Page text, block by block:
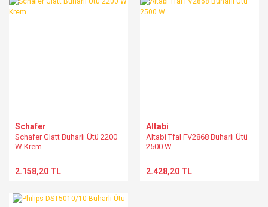
Schafer
Schafer Glatt Buharlı Ütü 2200
W Krem
2.158,20 TL
Altabi
Altabi Tfal FV2868 Buharlı Ütü
2500 W
2.428,20 TL